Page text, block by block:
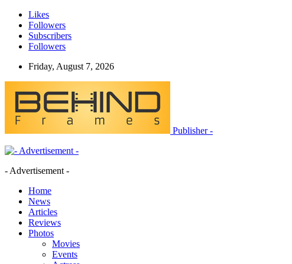
Likes
Followers
Subscribers
Followers
Friday, August 7, 2026
Publisher -
- Advertisement -
Home
News
Articles
Reviews
Photos
Movies
Events